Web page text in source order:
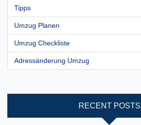
Tipps
Umzug Planen
Umzug Checkliste
Adressänderung Umzug
RECENT POSTS